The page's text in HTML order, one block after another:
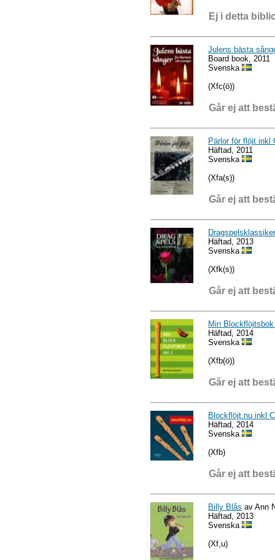
Ej i detta
Julens bästa
Board book, 2011
Svenska
(Xfc(ö))
Går ej att
Pärlor för flöjt inkl
Häftad, 2011
Svenska
(Xfa(s))
Går ej att
Häftad, 2013
Svenska
(Xfk(s))
Går ej att
Min
Häftad, 2014
Svenska
(Xfb(ö))
Går ej att
Blockflöjt.nu inkl
Häftad, 2014
Svenska
(Xfb)
Går ej att
Billy Blås av Ann
Häftad, 2013
Svenska
(Xf,u)